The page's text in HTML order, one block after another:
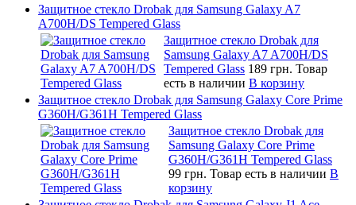
Защитное стекло Drobak для Samsung Galaxy A7
A700H/DS Tempered Glass
Защитное стекло Drobak для
Samsung Galaxy A7 A700H/DS
Tempered Glass 189 грн. Товар
есть в наличии В корзину
Защитное стекло Drobak для Samsung Galaxy Core Prime
G360H/G361H Tempered Glass
Защитное стекло Drobak для
Samsung Galaxy Core Prime
G360H/G361H Tempered Glass
99 грн. Товар есть в наличии В
корзину